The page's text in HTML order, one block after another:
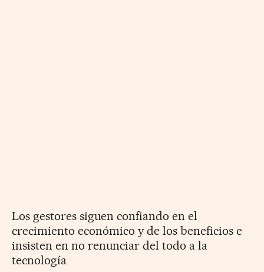
Los gestores siguen confiando en el
crecimiento económico y de los beneficios e
insisten en no renunciar del todo a la
tecnología